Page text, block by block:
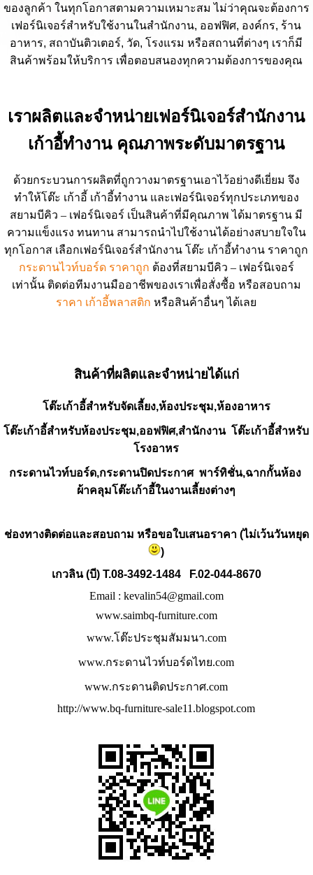
ของลูกค้า ในทุกโอกาสตามความเหมาะสม ไม่ว่าคุณจะต้องการ
เฟอร์นิเจอร์สำหรับใช้งานในสำนักงาน, ออฟฟิศ, องค์กร, ร้าน
อาหาร, สถาบันติวเตอร์, วัด, โรงแรม หรือสถานที่ต่างๆ เราก็มี
สินค้าพร้อมให้บริการ เพื่อตอบสนองทุกความต้องการของคุณ
เราผลิตและจำหน่ายเฟอร์นิเจอร์สำนักงาน
เก้าอี้ทำงาน คุณภาพระดับมาตรฐาน
ด้วยกระบวนการผลิตที่ถูกวางมาตรฐานเอาไว้อย่างดีเยี่ยม จึง
ทำให้โต๊ะ เก้าอี้ เก้าอี้ทำงาน และเฟอร์นิเจอร์ทุกประเภทของ
สยามบีคิว – เฟอร์นิเจอร์ เป็นสินค้าที่มีคุณภาพ ได้มาตรฐาน มี
ความแข็งแรง ทนทาน สามารถนำไปใช้งานได้อย่างสบายใจใน
ทุกโอกาส เลือกเฟอร์นิเจอร์สำนักงาน โต๊ะ เก้าอี้ทำงาน ราคาถูก
กระดานไวท์บอร์ด ราคาถูก ต้องที่สยามบีคิว – เฟอร์นิเจอร์
เท่านั้น ติดต่อทีมงานมืออาชีพของเราเพื่อสั่งซื้อ หรือสอบถาม
ราคา เก้าอี้พลาสติก หรือสินค้าอื่นๆ ได้เลย
สินค้าที่ผลิตและจำหน่ายได้แก่
โต๊ะเก้าอี้สำหรับจัดเลี้ยง,ห้องประชุม,ห้องอาหาร
โต๊ะเก้าอี้สำหรับห้องประชุม,ออฟฟิศ,สำนักงาน โต๊ะเก้าอี้สำหรับ
โรงอาหร
กระดานไวท์บอร์ด,กระดานปิดประกาศ พาร์ทิชั่น,ฉากกั้นห้อง
ผ้าคลุมโต๊ะเก้าอี้ในงานเลี้ยงต่างๆ
ช่องทางติดต่อและสอบถาม หรือขอใบเสนอราคา (ไม่เว้นวันหยุด
)
เกวลิน (บี) T.08-3492-1484 F.02-044-8670
Email : kevalin54@gmail.com
www.saimbq-furniture.com
www.โต๊ะประชุมสัมมนา.com
www.กระดานไวท์บอร์ดไทย.com
www.กระดานติดประกาศ.com
http://www.bq-furniture-sale11.blogspot.com